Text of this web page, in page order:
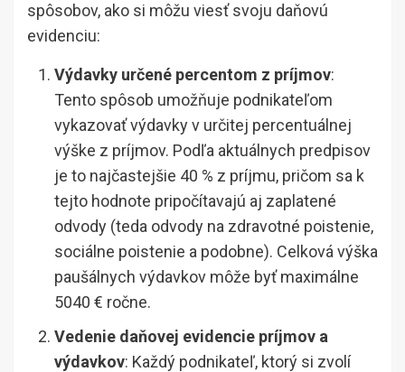
spôsobov, ako si môžu viesť svoju daňovú
evidenciu:
Výdavky určené percentom z príjmov:
Tento spôsob umožňuje podnikateľom
vykazovať výdavky v určitej percentuálnej
výške z príjmov. Podľa aktuálnych predpisov
je to najčastejšie 40 % z príjmu, pričom sa k
tejto hodnote pripočítavajú aj zaplatené
odvody (teda odvody na zdravotné poistenie,
sociálne poistenie a podobne). Celková výška
paušálnych výdavkov môže byť maximálne
5040 € ročne.
Vedenie daňovej evidencie príjmov a
výdavkov: Každý podnikateľ, ktorý si zvolí